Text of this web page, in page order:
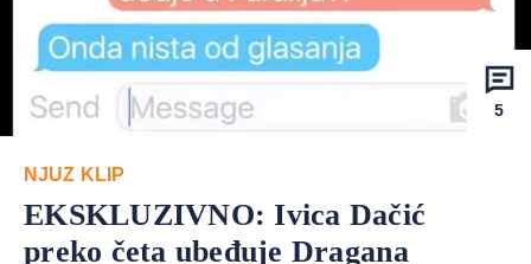
5
NJUZ KLIP
EKSKLUZIVNO: Ivica Dačić
preko četa ubeđuje Dragana